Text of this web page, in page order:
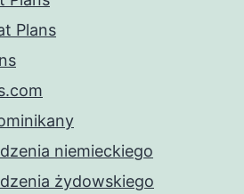
Plans
niemieckiego
żydowskiego